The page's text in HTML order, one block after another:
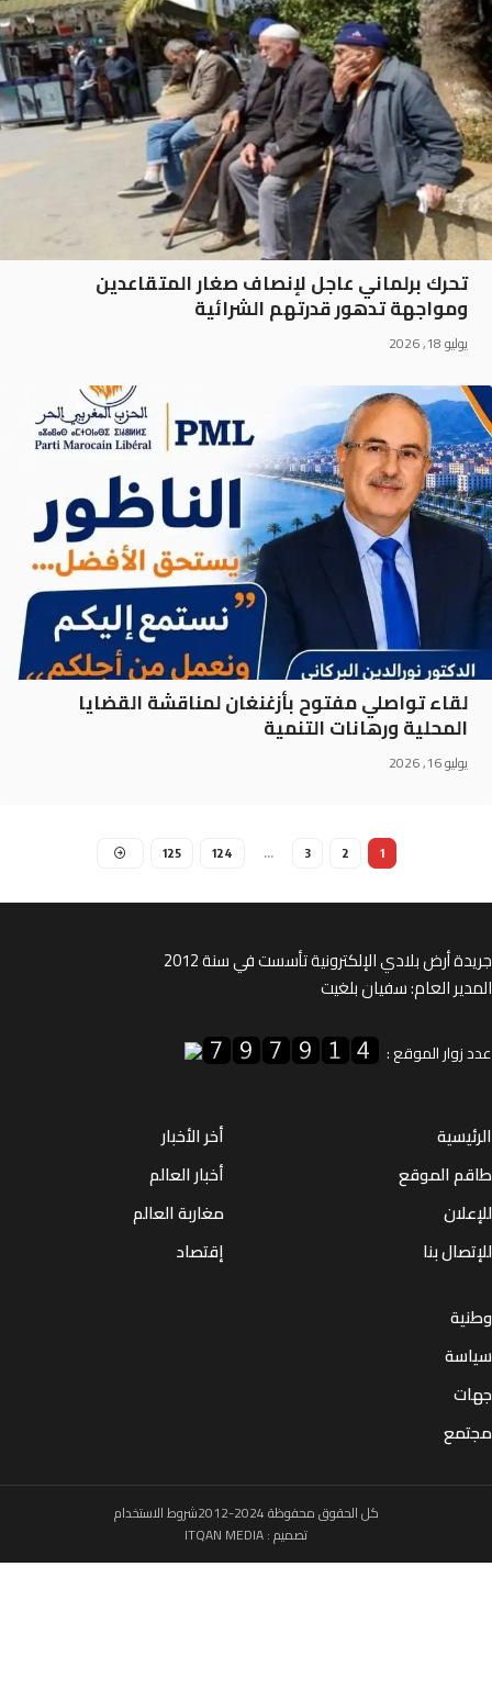
تحرك برلماني عاجل لإنصاف صغار المتقاعدين
ومواجهة تدهور قدرتهم الشرائية
يوليو 18, 2026
لقاء تواصلي مفتوح بأزغنغان لمناقشة القضايا
المحلية ورهانات التنمية
يوليو 16, 2026
أرض بلادي الإلكترونية تأسست في سنة 2012
العام: سفيان بلغيت
الموقع :
الموقع
بنا
أخر الأخبار
أخبار العالم
مغاربة العالم
إقتصاد
كل الحقوق محفوظة 2024-2012
شروط الاستخدام
تصميم :ITQAN MEDIA